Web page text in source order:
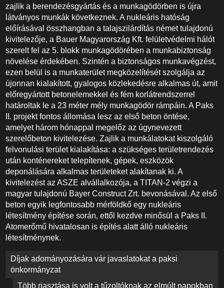
zajlik a berendezésgyártás és a munkagödörben is újra
látványos munkák következnek. A nukleáris hatóság
előírásával összhangban a talajszilárdítás német tulajdonú
kivitelezője, a Bauer Magyarország Kft. felületvédelmi hálót
szerelt fel az 5. blokk munkagödörében a munkabiztonság
növelése érdekében. Szintén a biztonságos munkavégzést,
ezen belül is a munkaterület megközelítését szolgálja az
újonnan kialakított, gyalogos közlekedésre alkalmas út, amit
előregyártott betonelemekkel és fém korlátrendszerrel
határoltak le a 23 méter mély munkagödör rámpáin. A Paks
II. projekt fontos állomása lesz az első beton öntése,
amelyet három hónappal megelőz az úgynevezett
szerelőbeton kivitelezése. Zajlik a munkálatokat kiszolgáló
felvonulási terület kialakítása: a szükséges területrendezés
után konténereket telepítenek, gépek, eszközök
deponálására alkalmas területeket alakítanak ki. A
kivitelezést az ASZE alvállalkozója, a TITAN-2 végzi a
magyar tulajdonú Bayer Construct Zrt. bevonásával. Az első
beton egyik legfontosabb mérföldkő egy nukleáris
létesítmény építése során, ettől kezdve minősül a Paks II.
Atomerőmű hivatalosan is építés alatt álló nukleáris
létesítménynek.
Bejegyzés
navigáció
Díjak adományozására vár javaslatokat a paksi
önkormányzat
Több riasztása is volt a tűzoltóknak az elmúlt napokban